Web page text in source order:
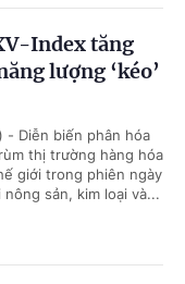
Index tăng
lượng ‘kéo’
- Diễn biến phân hóa
thị trường hàng hóa
giới trong phiên ngày
sản, kim loại và...